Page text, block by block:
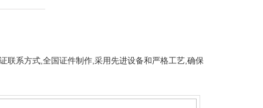
联系方式,全国证件制作,采用先进设备和严格工艺,确保